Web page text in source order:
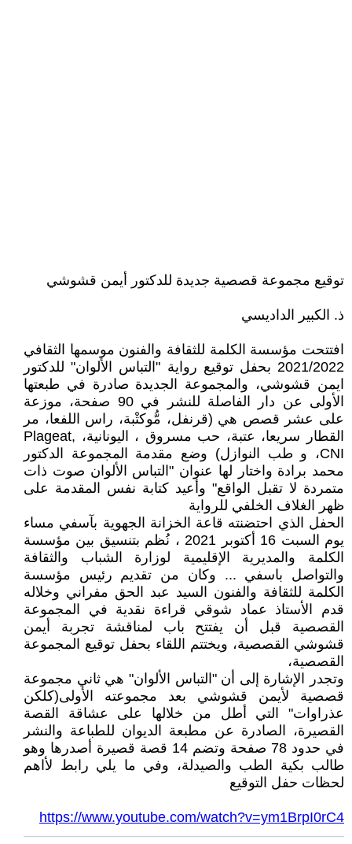
توقيع مجموعة قصصية جديدة للدكتور أيمن قشوشي
ذ. الكبير الداديسي
افتتحت مؤسسة الكلمة للثقافة والفنون موسمها الثقافي
2021/2022 بحفل توقيع رواية "التباس الألوان" للدكتور
ايمن قشوشي، والمجموعة الجديدة صادرة في طبعتها
الأولى عن دار الفاصلة للنشر في 90 صفحة، موزعة
على عشر قصص هي (قرنفل، مُّوكتْبة، راس اللفعا، مر
القطار سريعا، عتبة، حب مسروق ، اليونانية، Plageat,
CNI، و طب النوازل) وضع مقدمة المجموعة الدكتور
محمد برادة واختار لها عنوان "التباس الألوان صوت ذات
متمردة لا تقبل الواقع" وأعيد كتابة نفس المقدمة على
ظهر الغلاف الخلفي للرواية
الحفل الذي احتضنته قاعة الخزانة الجهوية بآسفي مساء
يوم السبت 16 أكتوبر 2021 ، نُظم بتنسيق بين مؤسسة
الكلمة والمديرية الإقليمية لوزارة الشباب والثقافة
والتواصل باسفي ... وكان من تقديم رئيس مؤسسة
الكلمة للثقافة والفنون السيد عبد الحق مفراني وخلاله
قدم الأستاذ عماد شوقي قراءة نقدية في المجموعة
القصصية قبل أن يفتتح باب لمناقشة تجربة أيمن
قشوشي القصصية، ويختتم اللقاء بحفل توقيع المجموعة
القصصية،
وتجدر الإشارة إلى أن "التباس الألوان" هي ثاني مجموعة
قصصية لأيمن قشوشي بعد مجموعته الأولى(كلكن
عذراوات" التي أطل من خلالها على عشاقة القصة
القصيرة، الصادرة عن مطبعة الديوان للطباعة والنشر
في حدود 78 صفحة وتضم 14 قصة قصيرة أصدرها وهو
طالب بكية الطب والصيدلة، وفي ما يلي رابط لأاهم
لحظات حفل التوقيع
https://www.youtube.com/watch?v=ym1BrpI0rC4